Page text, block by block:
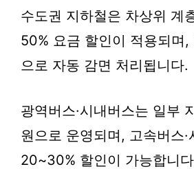
수도권 지하철은 차상위 계
50% 요금 할인이 적용되며,
으로 자동 감면 처리됩니다.
광역버스·시내버스는 일부
원으로 운영되며, 고속버스·
20~30% 할인이 가능합니